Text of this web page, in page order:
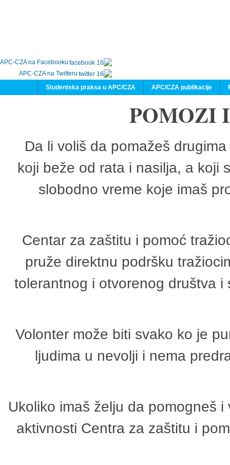
APC-CZA na Facebooku
APC-CZA na Twitteru
APC/CZA publikacije
Studentska praksa u APC/CZA
POMOZI
Da li voliš da pomažeš
koji beže od rata i nasilja, a koji
slobodno vreme koje imaš
Centar za zaštitu i pomoć
pruže direktnu podršku
tolerantnog i otvorenog društva
Volonter može biti svako ko je
ljudima u nevolji i nema
Ukoliko imaš želju da pomogneš
aktivnosti Centra za zaštitu i